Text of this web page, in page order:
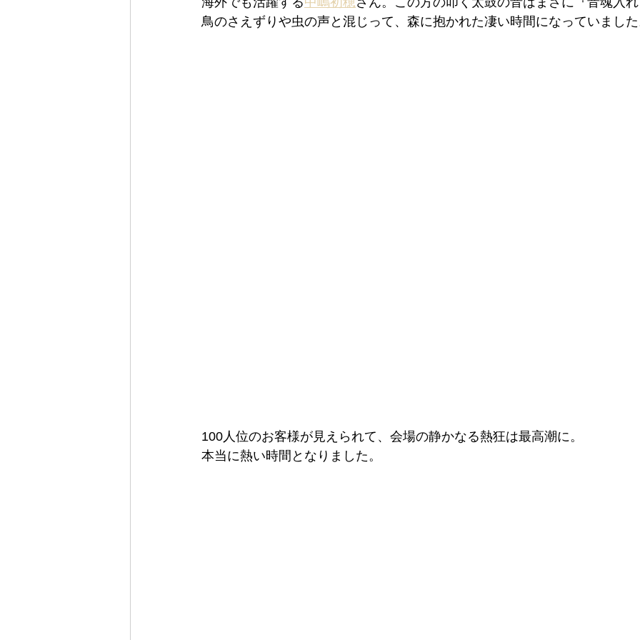
鳥のさえずりや虫の声と混じって、森に抱かれた凄い時間になっていまし
100人位のお客様が見えられて、会場の静かなる熱狂は最高潮に。
本当に熱い時間となりました。